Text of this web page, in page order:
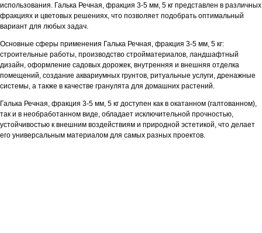
использования. Галька Речная, фракция 3-5 мм, 5 кг представлен в различных
фракциях и цветовых решениях, что позволяет подобрать оптимальный
вариант для любых задач.
Основные сферы применения Галька Речная, фракция 3-5 мм, 5 кг:
строительные работы, производство стройматериалов, ландшафтный
дизайн, оформление садовых дорожек, внутренняя и внешняя отделка
помещений, создание аквариумных грунтов, ритуальные услуги, дренажные
системы, а также в качестве гранулята для домашних растений.
Галька Речная, фракция 3-5 мм, 5 кг доступен как в окатанном (галтованном),
так и в необработанном виде, обладает исключительной прочностью,
устойчивостью к внешним воздействиям и природной эстетикой, что делает
его универсальным материалом для самых разных проектов.